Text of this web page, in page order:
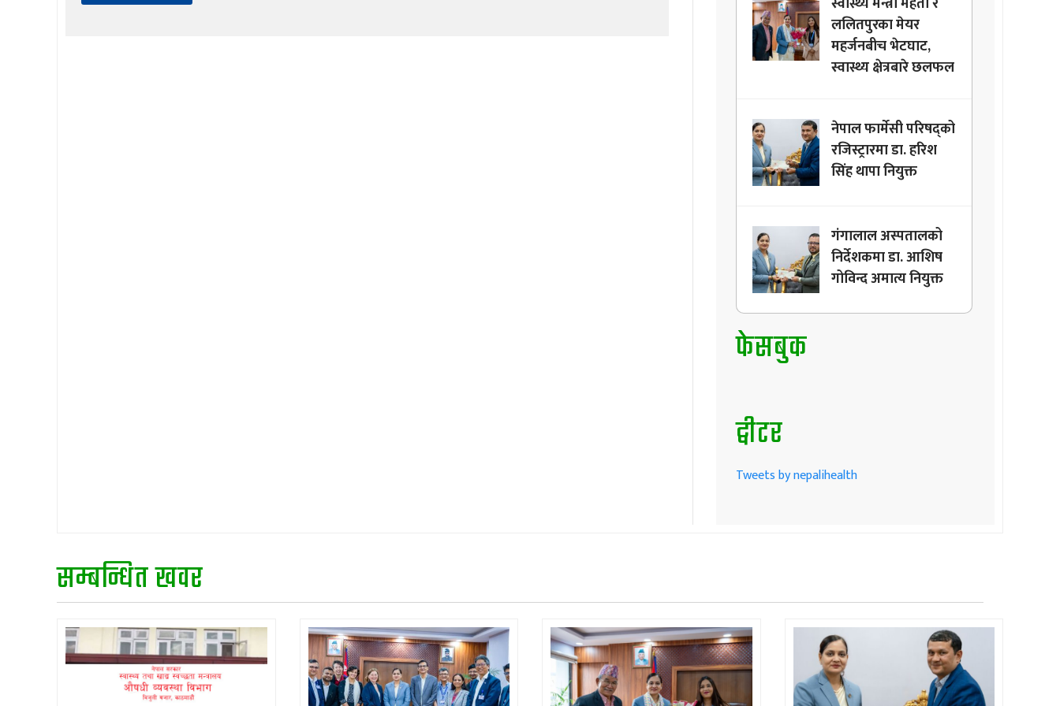
ललितपुरका मेयर
महर्जनबीच भेटघाट,
स्वास्थ्य क्षेत्रबारे छलफल
नेपाल फार्मेसी परिषद्को
रजिस्ट्रारमा डा. हरिश
सिंह थापा नियुक्त
गंगालाल अस्पतालको
निर्देशकमा डा. आशिष
गोविन्द अमात्य नियुक्त
फेसबुक
ट्वीटर
Tweets by nepalihealth
सम्बन्धित खवर